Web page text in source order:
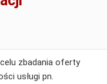
zbadania oferty
usługi pn.